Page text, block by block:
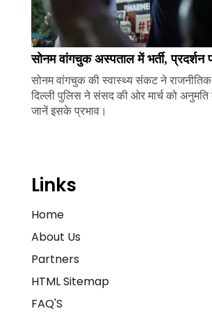
सोनम वांगचुक अस्पताल में भर्ती,
सोनम वांगचुक की स्वास्थ्य संकट ने राजनीतिक
दिल्ली पुलिस ने संसद की ओर मार्च को
जानें इसके प्रभाव।
Links
Home
About Us
Partners
HTML Sitemap
FAQ'S